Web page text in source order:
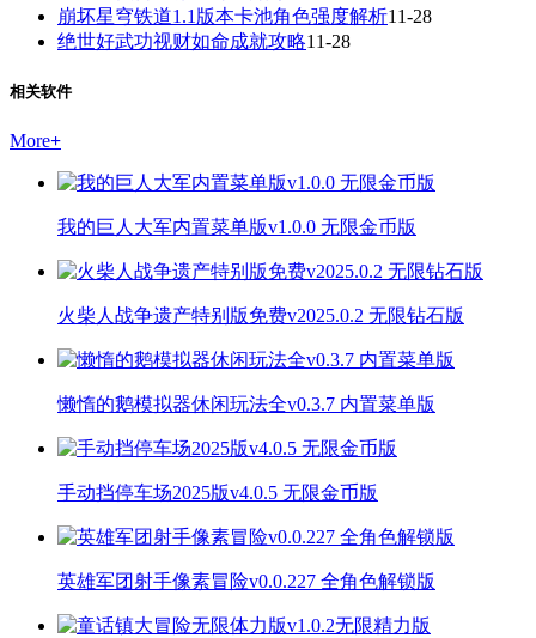
崩坏星穹铁道1.1版本卡池角色强度解析11-28
绝世好武功视财如命成就攻略11-28
相关软件
More+
我的巨人大军内置菜单版v1.0.0 无限金币版
火柴人战争遗产特别版免费v2025.0.2 无限钻石版
懒惰的鹅模拟器休闲玩法全v0.3.7 内置菜单版
手动挡停车场2025版v4.0.5 无限金币版
英雄军团射手像素冒险v0.0.227 全角色解锁版